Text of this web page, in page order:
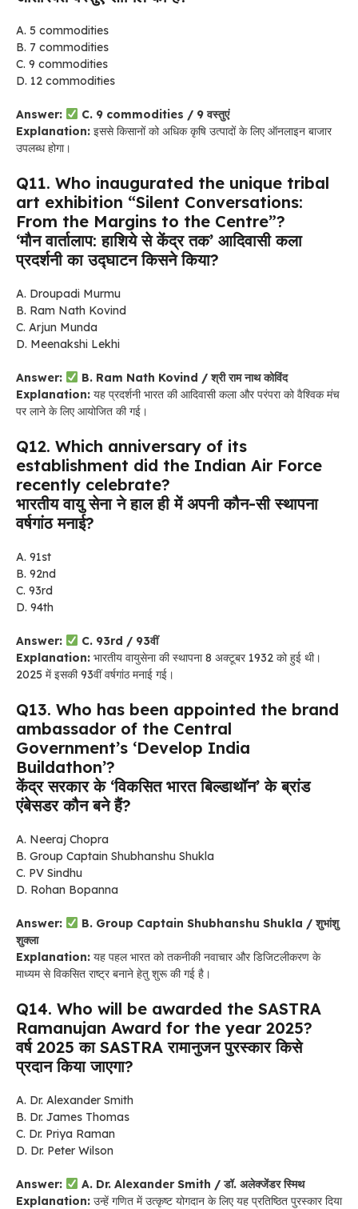
A. 5 commodities
B. 7 commodities
C. 9 commodities
D. 12 commodities
Answer:
C. 9 commodities / 9 वस्तुएं
Explanation: इससे किसानों को अधिक कृषि उत्पादों के लिए ऑनलाइन बाजार
उपलब्ध होगा।
Q11. Who inaugurated the unique tribal
art exhibition “Silent Conversations:
From the Margins to the Centre”?
‘मौन वार्तालाप: हाशिये से केंद्र तक’ आदिवासी कला
प्रदर्शनी का उद्घाटन किसने किया?
A. Droupadi Murmu
B. Ram Nath Kovind
C. Arjun Munda
D. Meenakshi Lekhi
Answer:
B. Ram Nath Kovind / श्री राम नाथ कोविंद
Explanation: यह प्रदर्शनी भारत की आदिवासी कला और परंपरा को वैश्विक मंच
पर लाने के लिए आयोजित की गई।
Q12. Which anniversary of its
establishment did the Indian Air Force
recently celebrate?
भारतीय वायु सेना ने हाल ही में अपनी कौन-सी स्थापना
वर्षगांठ मनाई?
A. 91st
B. 92nd
C. 93rd
D. 94th
Answer:
C. 93rd / 93वीं
Explanation: भारतीय वायुसेना की स्थापना 8 अक्टूबर 1932 को हुई थी।
2025 में इसकी 93वीं वर्षगांठ मनाई गई।
Q13. Who has been appointed the brand
ambassador of the Central
Government’s ‘Develop India
Buildathon’?
केंद्र सरकार के ‘विकसित भारत बिल्डाथॉन’ के ब्रांड
एंबेसडर कौन बने हैं?
A. Neeraj Chopra
B. Group Captain Shubhanshu Shukla
C. PV Sindhu
D. Rohan Bopanna
Answer:
B. Group Captain Shubhanshu Shukla / शुभांशु
शुक्ला
Explanation: यह पहल भारत को तकनीकी नवाचार और डिजिटलीकरण के
माध्यम से विकसित राष्ट्र बनाने हेतु शुरू की गई है।
Q14. Who will be awarded the SASTRA
Ramanujan Award for the year 2025?
वर्ष 2025 का SASTRA रामानुजन पुरस्कार किसे
प्रदान किया जाएगा?
A. Dr. Alexander Smith
B. Dr. James Thomas
C. Dr. Priya Raman
D. Dr. Peter Wilson
Answer:
A. Dr. Alexander Smith / डॉ. अलेक्जेंडर स्मिथ
Explanation: उन्हें गणित में उत्कृष्ट योगदान के लिए यह प्रतिष्ठित पुरस्कार दिया